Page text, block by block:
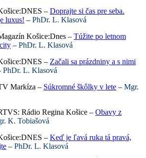
– Doprajte si čas pre seba.
luxus! – PhDr. L. Klasová
Košice:Dnes – Túžite po letnom
– PhDr. L. Klasová
– Začali sa prázdniny a s nimi
PhDr. L. Klasová
Markíza – Súkromné škôlky v lete – Mgr.
Rádio Regina Košice – Obavy z
K. Tobiašová
– Keď je ľavá ruka tá pravá,
– PhDr. L. Klasová